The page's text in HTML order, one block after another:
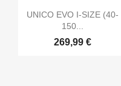
 Vista rápida
UNICO EVO I-SIZE (40-
150...
269,99 €